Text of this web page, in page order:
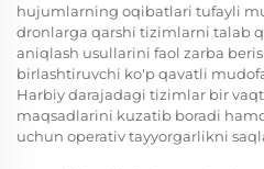
hujumlarning oqibatlari tufayli
dronlarga qarshi tizimlarni talab
aniqlash usullarini faol zarba
birlashtiruvchi ko'p qavatli
Harbiy darajadagi tizimlar bir
maqsadlarini kuzatib boradi
uchun operativ tayyorgarlikni